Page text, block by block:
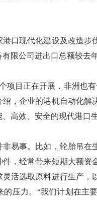
现代化建设及改造步
限公司进出口总额较去
目正在开展，非洲也有
，企业的港机自动化
高效、安全的现代港口
事。比如，轮胎吊在
，经常带来短期大额
活选取原料进行生产，
的压力。“我们计划在主